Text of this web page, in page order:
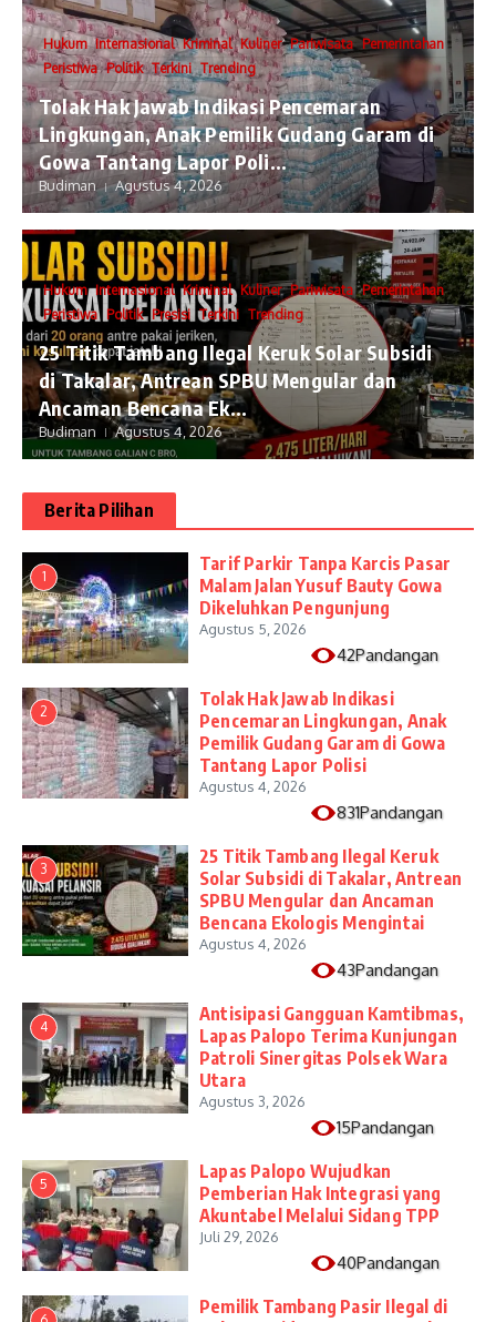
Hukum Internasional Kriminal Kuliner Pariwisata Pemerintahan
Peristiwa Politik Terkini Trending
Tolak Hak Jawab Indikasi Pencemaran
Lingkungan, Anak Pemilik Gudang Garam di
Gowa Tantang Lapor Poli...
Budiman Agustus 4, 2026
Hukum Internasional Kriminal Kuliner Pariwisata Pemerintahan
Peristiwa Politik Presisi Terkini Trending
25 Titik Tambang Ilegal Keruk Solar Subsidi
di Takalar, Antrean SPBU Mengular dan
Ancaman Bencana Ek...
Budiman Agustus 4, 2026
Berita Pilihan
1
Tarif Parkir Tanpa Karcis Pasar
Malam Jalan Yusuf Bauty Gowa
Dikeluhkan Pengunjung
Agustus 5, 2026
42Pandangan
2
Tolak Hak Jawab Indikasi
Pencemaran Lingkungan, Anak
Pemilik Gudang Garam di Gowa
Tantang Lapor Polisi
Agustus 4, 2026
831Pandangan
3
25 Titik Tambang Ilegal Keruk
Solar Subsidi di Takalar, Antrean
SPBU Mengular dan Ancaman
Bencana Ekologis Mengintai
Agustus 4, 2026
43Pandangan
4
Antisipasi Gangguan Kamtibmas,
Lapas Palopo Terima Kunjungan
Patroli Sinergitas Polsek Wara
Utara
Agustus 3, 2026
15Pandangan
5
Lapas Palopo Wujudkan
Pemberian Hak Integrasi yang
Akuntabel Melalui Sidang TPP
Juli 29, 2026
40Pandangan
Pemilik Tambang Pasir Ilegal di